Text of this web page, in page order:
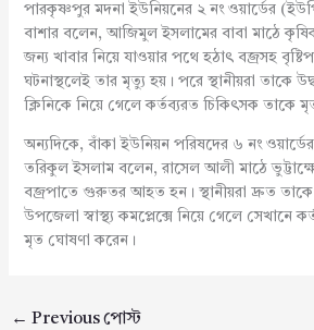
পারকৃষ্ণপুর মদনা ইউনিয়নের ২ নং ওয়ার্ডের
বাশার বলেন, আজিমুল ইসলামের বাবা মাঠে
জন্য খাবার নিয়ে যাওয়ার পথে হঠাৎ বজ্রসহ
ঘটনাস্থলেই তার মৃত্যু হয়। পরে স্থানীয়রা তাকে
ক্লিনিকে নিয়ে গেলে কর্তব্যরত চিকিৎসক তাকে
অন্যদিকে, বাঁকা ইউনিয়ন পরিষদের ৬ নং
তরিকুল ইসলাম বলেন, রাসেল আলী মাঠে
বজ্রপাতে গুরুতর আহত হন। স্থানীয়রা দ্রুত তাকে
উপজেলা স্বাস্থ্য কমপ্লেক্সে নিয়ে গেলে সেখানে
মৃত ঘোষণা করেন।
← Previous পোস্ট